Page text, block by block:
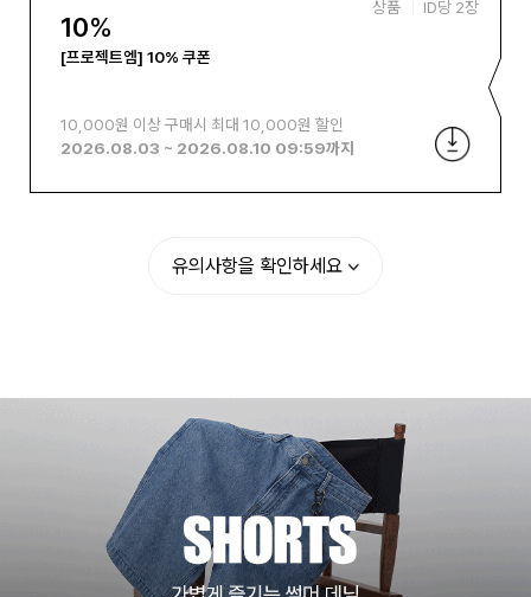
상품 ID당 2장
10%
[프로젝트엠] 10% 쿠폰
10,000원 이상 구매시 최대 10,000원 할인
2026.08.03 ~ 2026.08.10 09:59까지
유의사항을 확인하세요